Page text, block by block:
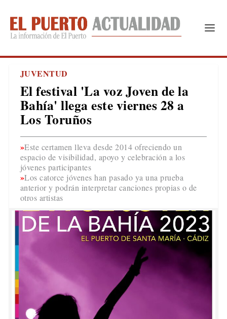
JUVENTUD
El festival 'La voz Joven de la
Bahía' llega este viernes 28 a
Los Toruños
Este certamen lleva desde 2014 ofreciendo un
espacio de visibilidad, apoyo y celebración a los
jóvenes participantes
Los catorce jóvenes han pasado ya una prueba
anterior y podrán interpretar canciones propias o de
otros artistas